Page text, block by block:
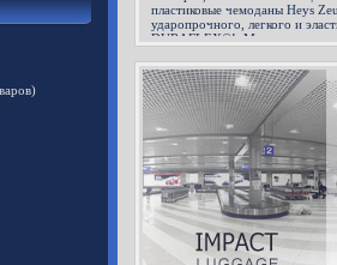
пластиковые чемоданы Heys
ударопрочного, легкого и
DURAFLEX®! Материал